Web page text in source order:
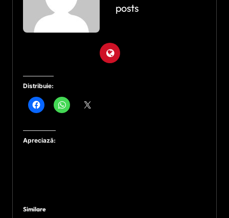
posts
Distribuie:
Apreciază:
Similare